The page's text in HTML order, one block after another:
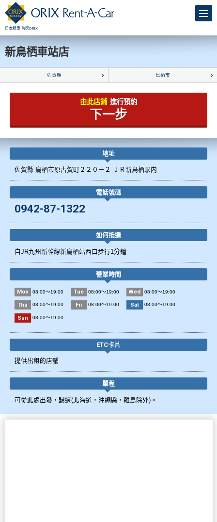
日本租車 首選ORIX
新鳥栖車站店
佐賀縣 鳥栖市
由此店鋪 進行預約
下一步
地址
佐賀縣 鳥栖市原古賀町２２０－２ ＪＲ新鳥栖駅内
電話號碼
0942-87-1322
如何抵達
自JR九州新幹線新鳥栖站西口步行1分鐘
營業時間
Mon 08:00～19:00 Tue 08:00～19:00 Wed 08:00～19:00
Thu 08:00～19:00 Fri 08:00～19:00 Sat 08:00～19:00
Sun 08:00～19:00
ETC卡片
提供出租的店舖
單程
可從此處出發・歸還(北海道・沖繩縣・離島除外)。